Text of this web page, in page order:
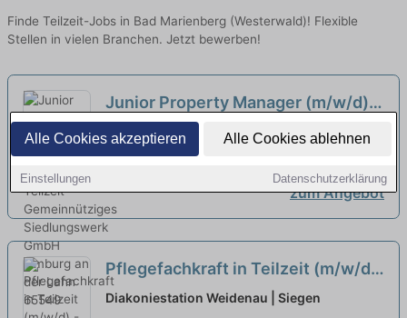
Alle Cookies akzeptieren Alle Cookies ablehnen
Einstellungen Datenschutzerklärung
Finde Teilzeit-Jobs in Bad Marienberg (Westerwald)! Flexible
Stellen in vielen Branchen. Jetzt bewerben!
Junior Property Manager (m/w/d)
in Vollzeit / Teilzeit
Gemeinnütziges Siedlungswerk GmbH |
Limburg an der Lahn
zum Angebot
Pflegefachkraft in Teilzeit (m/w/d)
- Bei uns startet Ihre Karriere!
Diakoniestation Weidenau | Siegen